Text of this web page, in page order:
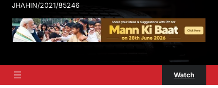
JHAHIN/2021/85246
Watch